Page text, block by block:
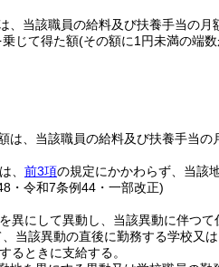
当該職員の給料及び扶養手当の月
じて得た額(その額に1円未満の端
は、当該職員の給料及び扶養手当
、 前3項の規定にかかわらず、当該
・令和7条例44・一部改正)
異にして異動し、当該異動に伴つ
当該異動の直後に勤務する学校又
るときに支給する。